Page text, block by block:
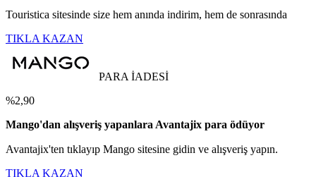
Touristica sitesinde size hem anında indirim, hem de sonrasında
TIKLA KAZAN
PARA İADESİ
%2,90
Mango'dan alışveriş yapanlara Avantajix para ödüyor
Avantajix'ten tıklayıp Mango sitesine gidin ve alışveriş yapın.
TIKLA KAZAN